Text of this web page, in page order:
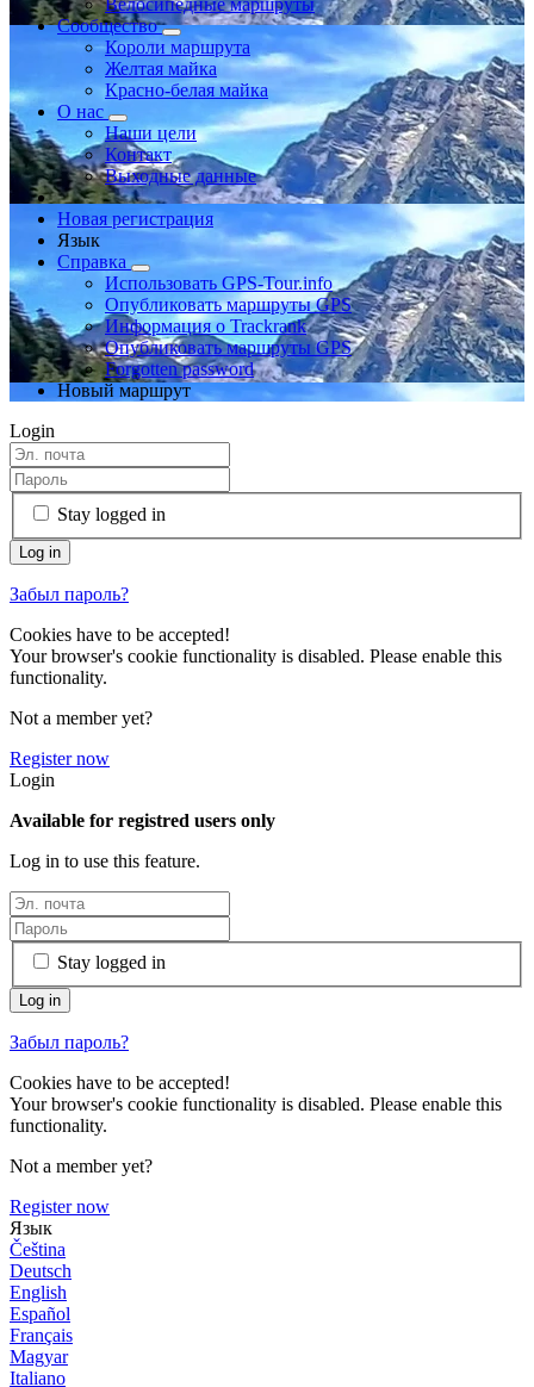
Велосипедные маршруты
Сообщество
Короли маршрута
Желтая майка
Красно-белая майка
О нас
Наши цели
Контакт
Выходные данные
Новая регистрация
Язык
Справка
Использовать GPS-Tour.info
Опубликовать маршруты GPS
Информация о Trackrank
Опубликовать маршруты GPS
Forgotten password
Новый маршрут
Login
Stay logged in
Забыл пароль?
Cookies have to be accepted!
Your browser's cookie functionality is disabled. Please enable this
functionality.
Not a member yet?
Register now
Login
Available for registred users only
Log in to use this feature.
Stay logged in
Забыл пароль?
Cookies have to be accepted!
Your browser's cookie functionality is disabled. Please enable this
functionality.
Not a member yet?
Register now
Язык
Čeština
Deutsch
English
Español
Français
Magyar
Italiano